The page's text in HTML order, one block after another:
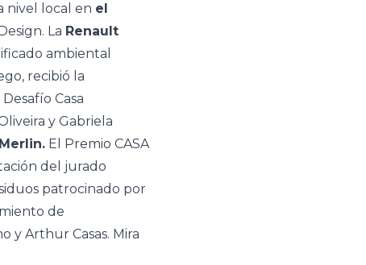
nivel local en el
La Renault
ambiental
recibió la
Desafío Casa
y Gabriela
El Premio CASA
del jurado
patrocinado por
de
y Arthur Casas. Mira